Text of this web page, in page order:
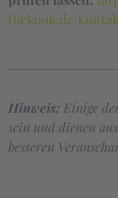
thekook.de/
Hinweis: Einige
sein und dienen
besseren